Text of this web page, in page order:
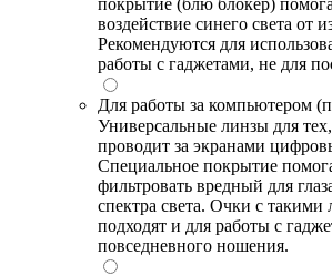
покрытие (блю блокер)
воздействие синего света от
Рекомендуются для
работы с гаджетами, не для
Для работы за компьютером
Универсальные линзы для
проводит за экранами
Специальное покрытие
фильтровать вредный для
спектра света. Очки с такими
подходят и для работы с
повседневного ношения.